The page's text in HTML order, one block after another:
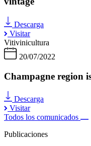
Descarga
Visitar
Vitivinicultura
20/07/2022
Champagne region
Descarga
Visitar
Todos los comunicados
Publicaciones